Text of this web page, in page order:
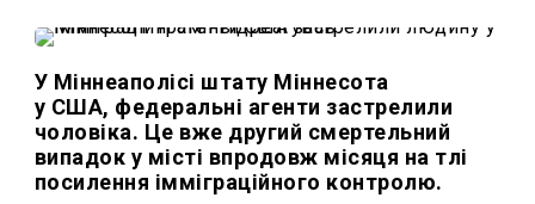
У Міннеаполісі штату Міннесота
у США, федеральні агенти застрелили
чоловіка. Це вже другий смертельний
випадок у місті впродовж місяця на тлі
посилення імміграційного контролю.